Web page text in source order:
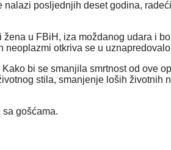
posljednjih deset godina,
u FBiH, iza moždanog udara i
otkriva se u
bi se smanjila smrtnost od ove
stila, smanjenje loših životnih
gošćama.